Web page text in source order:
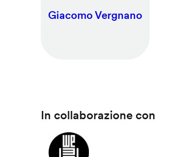
Giacomo Vergnano
In collaborazione con